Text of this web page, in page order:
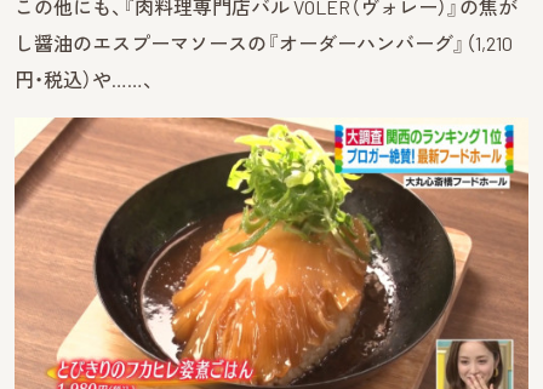
この他にも、『肉料理専門店バル VOLER（ヴォレー）』の焦が
し醤油のエスプーマソースの『オーダーハンバーグ』（1,210
円・税込）や……、